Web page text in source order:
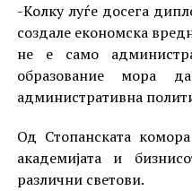
-Колку луѓе досега
создале економска
не е само
образование мора
административна
Од Стопанската
академијата и
различни светови.